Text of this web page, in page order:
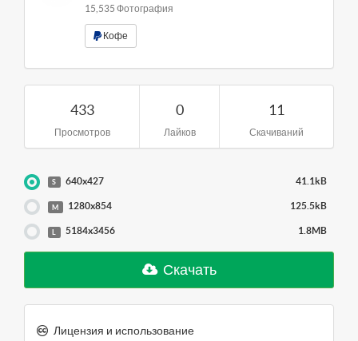
15,535 Фотография
Кофе
433
Просмотров
0
Лайков
11
Скачиваний
S 640x427 41.1kB
M 1280x854 125.5kB
L 5184x3456 1.8MB
Скачать
Лицензия и использование